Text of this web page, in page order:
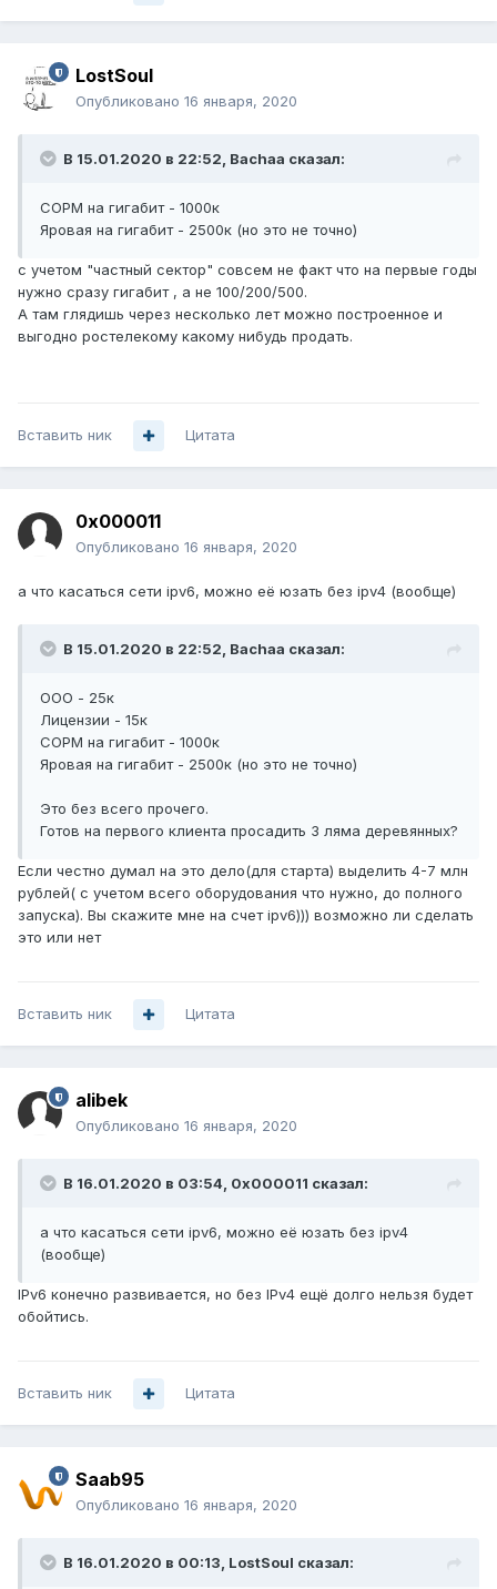
LostSoul
Опубликовано 16 января, 2020
В 15.01.2020 в 22:52, Bachaa сказал:
СОРМ на гигабит - 1000к
Яровая на гигабит - 2500к (но это не точно)
с учетом "частный сектор" совсем не факт что на первые годы
нужно сразу гигабит , а не 100/200/500.
А там глядишь через несколько лет можно построенное и
выгодно ростелекому какому нибудь продать.
Вставить ник Цитата
0x000011
Опубликовано 16 января, 2020
а что касаться сети ipv6, можно её юзать без ipv4 (вообще)
В 15.01.2020 в 22:52, Bachaa сказал:
ООО - 25к
Лицензии - 15к
СОРМ на гигабит - 1000к
Яровая на гигабит - 2500к (но это не точно)
Это без всего прочего.
Готов на первого клиента просадить 3 ляма деревянных?
Если честно думал на это дело(для старта) выделить 4-7 млн
рублей( с учетом всего оборудования что нужно, до полного
запуска). Вы скажите мне на счет ipv6))) возможно ли сделать
это или нет
Вставить ник Цитата
alibek
Опубликовано 16 января, 2020
В 16.01.2020 в 03:54, 0x000011 сказал:
а что касаться сети ipv6, можно её юзать без ipv4
(вообще)
IPv6 конечно развивается, но без IPv4 ещё долго нельзя будет
обойтись.
Вставить ник Цитата
Saab95
Опубликовано 16 января, 2020
В 16.01.2020 в 00:13, LostSoul сказал: